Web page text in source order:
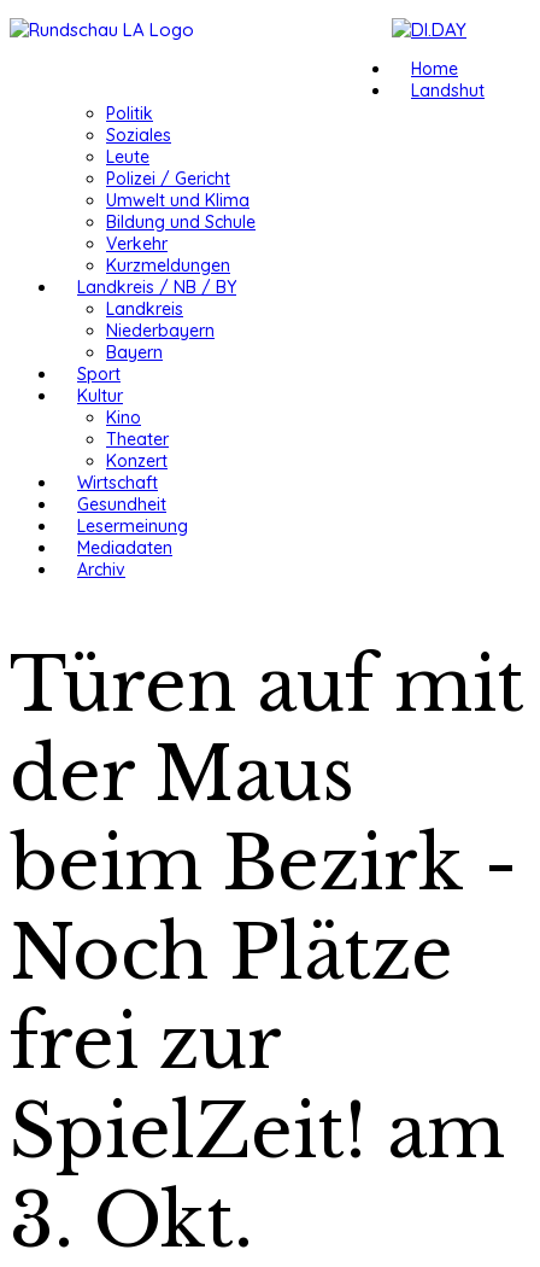
Home
Landshut
Politik
Soziales
Leute
Polizei / Gericht
Umwelt und Klima
Bildung und Schule
Verkehr
Kurzmeldungen
Landkreis / NB / BY
Landkreis
Niederbayern
Bayern
Sport
Kultur
Kino
Theater
Konzert
Wirtschaft
Gesundheit
Lesermeinung
Mediadaten
Archiv
Türen auf mit
der Maus
beim Bezirk -
Noch Plätze
frei zur
SpielZeit! am
3. Okt.